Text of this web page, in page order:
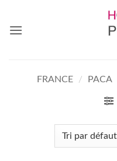
contenu
FRANCE / PACA